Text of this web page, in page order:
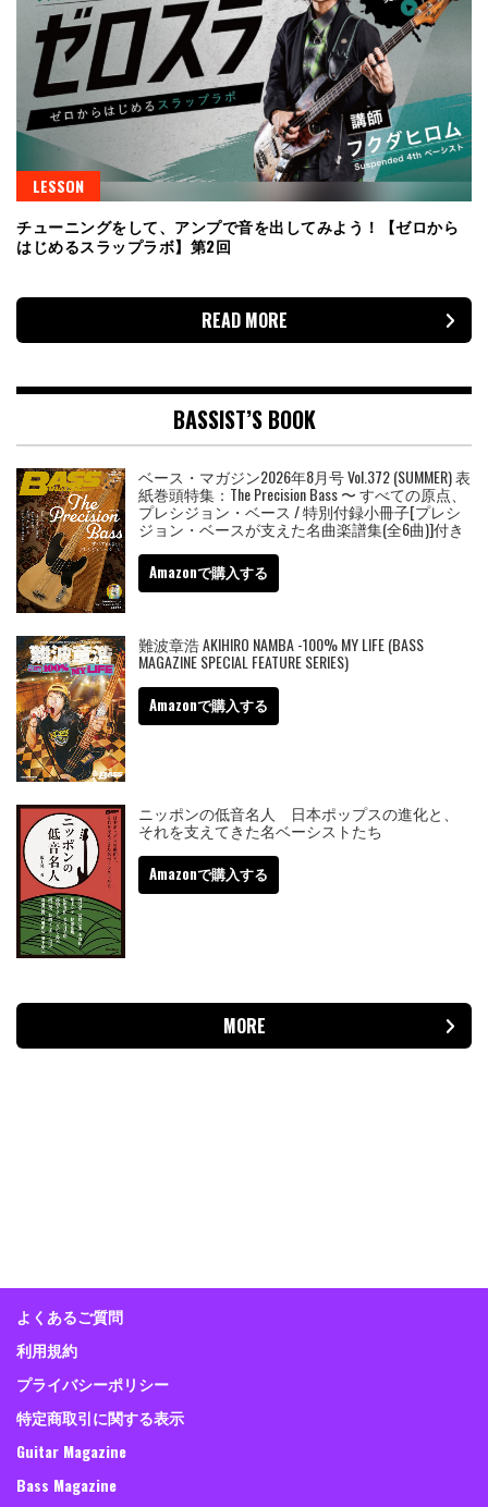
LESSON
チューニングをして、アンプで音を出してみよう！【ゼロから
はじめるスラップラボ】第2回
READ MORE
BASSIST’S BOOK
ベース・マガジン2026年8月号 Vol.372 (SUMMER) 表
紙巻頭特集：The Precision Bass 〜 すべての原点、
プレシジョン・ベース / 特別付録小冊子[プレシ
ジョン・ベースが支えた名曲楽譜集(全6曲)]付き
Amazonで購入する
難波章浩 AKIHIRO NAMBA -100% MY LIFE (BASS
MAGAZINE SPECIAL FEATURE SERIES)
Amazonで購入する
ニッポンの低音名人 日本ポップスの進化と、
それを支えてきた名ベーシストたち
Amazonで購入する
MORE
よくあるご質問
利用規約
プライバシーポリシー
特定商取引に関する表示
Guitar Magazine
Bass Magazine